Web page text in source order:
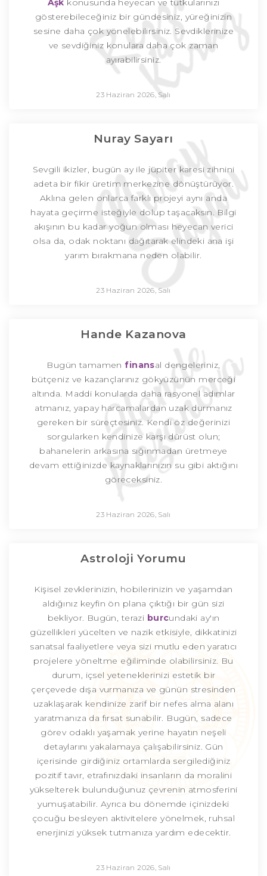
Aşk konusunda heyecan ve tutkularınızı
gösterebileceğiniz bir gündesiniz, yüreğinizin
sesine daha çok yönelebilirsiniz. Sevdiklerinize
ve sevdiğiniz konulara daha çok zaman
ayırabilirsiniz.
23 Haziran 2026, Salı
Nuray Sayarı
Sevgili ikizler, bugün ay ile jüpiter karesi zihnini
adeta bir fikir üretim merkezine dönüştürüyor.
Aklına gelen onlarca farklı projeyi aynı anda
hayata geçirme isteğiyle dolup taşacaksın. Bilgi
akışının bu kadar yoğun olması heyecan verici
olsa da, odak noktanı dağıtarak elindeki ana işi
yarım bırakmana neden olabilir.
23 Haziran 2026, Salı
Hande Kazanova
Bugün tamamenfinansal dengeleriniz,
bütçeniz ve kazançlarınız gökyüzünün merceği
altında. Maddi konularda daha rasyonel adımlar
atmanız, yapay harcamalardan uzak durmanız
gereken bir süreçtesiniz. Kendi öz değerinizi
sorgularken kendinize karşı dürüst olun;
bahanelerin arkasına sığınmadan üretmeye
devam ettiğinizde kaynaklarınızın su gibi aktığını
göreceksiniz.
23 Haziran 2026, Salı
Astroloji Yorumu
Kişisel zevklerinizin, hobilerinizin ve yaşamdan
aldığınız keyfin ön plana çıktığı bir gün sizi
bekliyor. Bugün, terazi burcundaki ay'ın
güzellikleri yücelten ve nazik etkisiyle, dikkatinizi
sanatsal faaliyetlere veya sizi mutlu eden yaratıcı
projelere yöneltme eğiliminde olabilirsiniz. Bu
durum, içsel yeteneklerinizi estetik bir
çerçevede dışa vurmanıza ve günün stresinden
uzaklaşarak kendinize zarif bir nefes alma alanı
yaratmanıza da fırsat sunabilir. Bugün, sadece
görev odaklı yaşamak yerine hayatın neşeli
detaylarını yakalamaya çalışabilirsiniz. Gün
içerisinde girdiğiniz ortamlarda sergilediğiniz
pozitif tavır, etrafınızdaki insanların da moralini
yükselterek bulunduğunuz çevrenin atmosferini
yumuşatabilir. Ayrıca bu dönemde içinizdeki
çocuğu besleyen aktivitelere yönelmek, ruhsal
enerjinizi yüksek tutmanıza yardım edecektir.
23 Haziran 2026, Salı